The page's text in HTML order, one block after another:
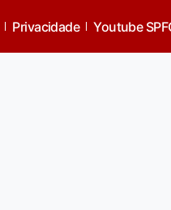
Privacidade Youtube